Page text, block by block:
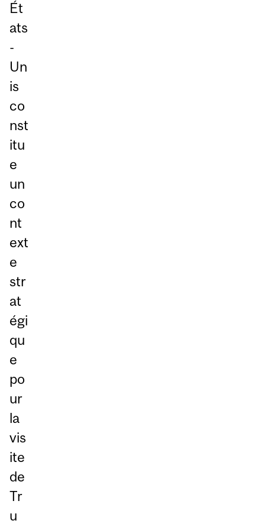
Ét
ats
-
Un
is
co
nst
itu
e
un
co
nt
ext
e
str
at
égi
qu
e
po
ur
la
vis
ite
de
Tr
u